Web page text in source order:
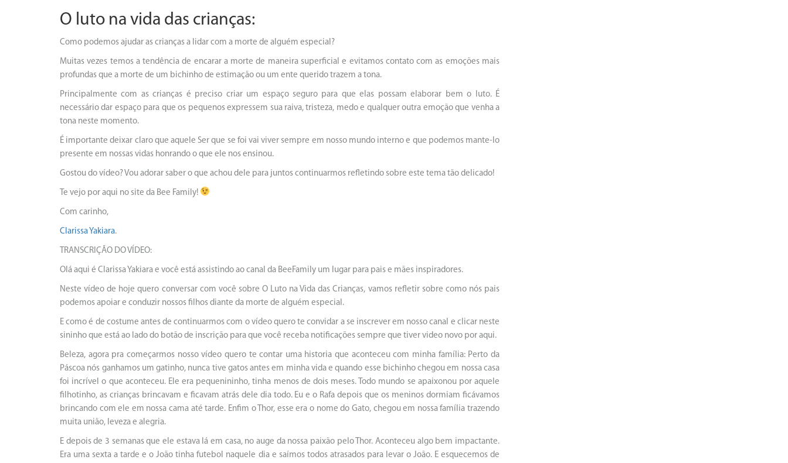
O luto na vida das crianças:
Como podemos ajudar as crianças a lidar com a morte de alguém especial?
Muitas vezes temos a tendência de encarar a morte de maneira superficial e evitamos contato com as emoções mais
profundas que a morte de um bichinho de estimação ou um ente querido trazem a tona.
Principalmente com as crianças é preciso criar um espaço seguro para que elas possam elaborar bem o luto. É
necessário dar espaço para que os pequenos expressem sua raiva, tristeza, medo e qualquer outra emoção que venha a
tona neste momento.
É importante deixar claro que aquele Ser que se foi vai viver sempre em nosso mundo interno e que podemos mante-lo
presente em nossas vidas honrando o que ele nos ensinou.
Gostou do vídeo? Vou adorar saber o que achou dele para juntos continuarmos refletindo sobre este tema tão delicado!
Te vejo por aqui no site da Bee Family!
Com carinho,
Clarissa Yakiara.
TRANSCRIÇÃO DO VÍDEO:
Olá aqui é Clarissa Yakiara e você está assistindo ao canal da BeeFamily um lugar para pais e mães inspiradores.
Neste vídeo de hoje quero conversar com você sobre O Luto na Vida das Crianças, vamos refletir sobre como nós pais
podemos apoiar e conduzir nossos filhos diante da morte de alguém especial.
E como é de costume antes de continuarmos com o vídeo quero te convidar a se inscrever em nosso canal e clicar neste
sininho que está ao lado do botão de inscrição para que você receba notificações sempre que tiver video novo por aqui.
Beleza, agora pra começarmos nosso vídeo quero te contar uma historia que aconteceu com minha família: Perto da
Páscoa nós ganhamos um gatinho, nunca tive gatos antes em minha vida e quando esse bichinho chegou em nossa casa
foi incrível o que aconteceu. Ele era pequenininho, tinha menos de dois meses. Todo mundo se apaixonou por aquele
filhotinho, as crianças brincavam e ficavam atrás dele dia todo. Eu e o Rafa depois que os meninos dormiam ficávamos
brincando com ele em nossa cama até tarde. Enfim o Thor, esse era o nome do Gato, chegou em nossa família trazendo
muita união, leveza e alegria.
E depois de 3 semanas que ele estava lá em casa, no auge da nossa paixão pelo Thor. Aconteceu algo bem impactante.
Era uma sexta a tarde e o João tinha futebol naquele dia e saímos todos atrasados para levar o João. E esquecemos de